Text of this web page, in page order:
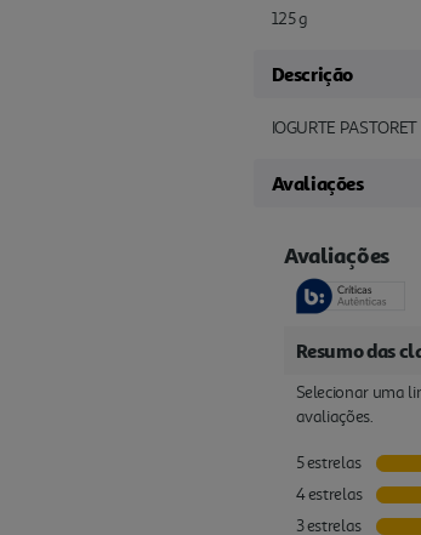
125 g
Descrição
IOGURTE
Avaliações